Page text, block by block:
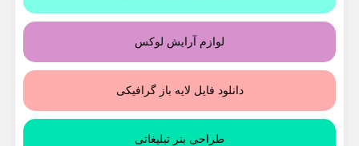
لوازم آرایش لوکس
دانلود فایل لایه باز گرافیکی
طراحی بنر تبلیغاتی